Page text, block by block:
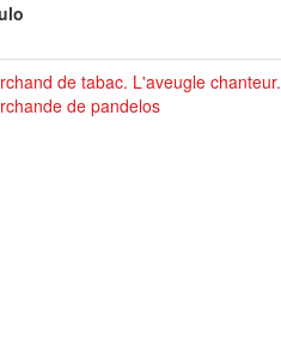
de tabac. L'aveugle chanteur.
de pandelos